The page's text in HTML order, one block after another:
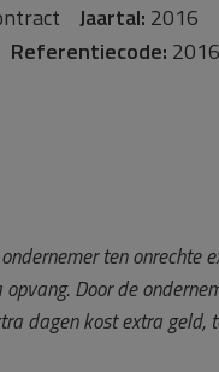
Jaartal: 2016
Referentiecode:
ten onrechte
Door de
dagen kost extra